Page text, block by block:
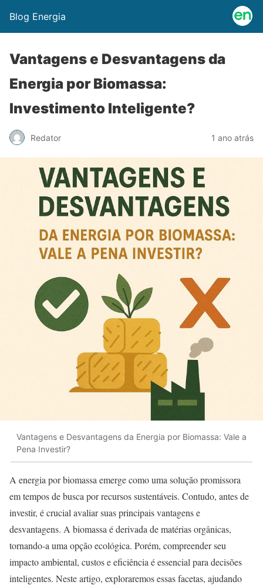
Blog Energia
Vantagens e Desvantagens da
Energia por Biomassa:
Investimento Inteligente?
Redator 1 ano atrás
Vantagens e Desvantagens da Energia por Biomassa: Vale a
Pena Investir?
A energia por biomassa emerge como uma solução promissora
em tempos de busca por recursos sustentáveis. Contudo, antes de
investir, é crucial avaliar suas principais vantagens e
desvantagens. A biomassa é derivada de matérias orgânicas,
tornando-a uma opção ecológica. Porém, compreender seu
impacto ambiental, custos e eficiência é essencial para decisões
inteligentes. Neste artigo, exploraremos essas facetas, ajudando